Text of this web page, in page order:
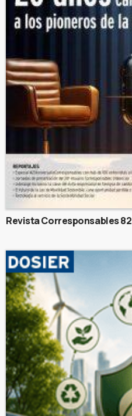
Revista Corresponsables 82